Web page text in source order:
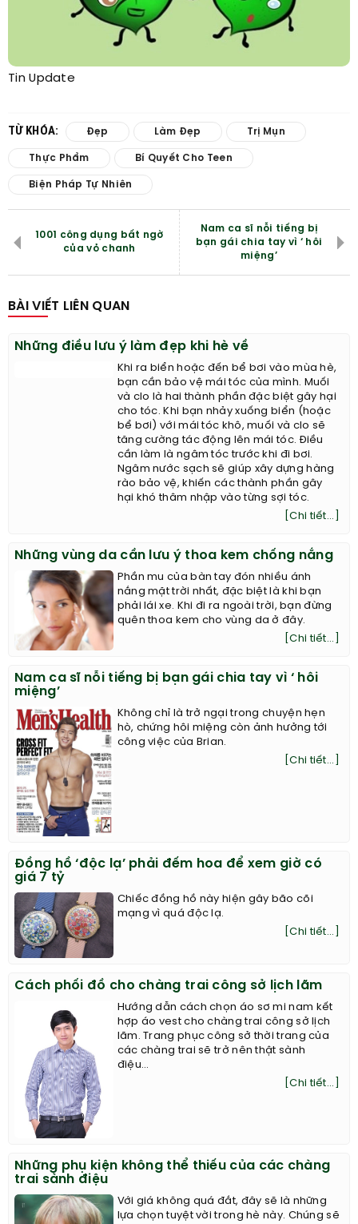
Tin Update
TỪ KHÓA: Đẹp Làm Đẹp Trị Mụn
Thực Phẩm Bí Quyết Cho Teen
Biện Pháp Tự Nhiên
1001 công dụng bất ngờ
của vỏ chanh
Nam ca sĩ nỗi tiếng bị
bạn gái chia tay vì ‘ hôi
miệng’
BÀI VIẾT LIÊN QUAN
Những điều lưu ý làm đẹp khi hè về
Khi ra biển hoặc đến bể bơi vào mùa hè,
bạn cần bảo vệ mái tóc của mình. Muối
và clo là hai thành phần đặc biệt gây hại
cho tóc. Khi bạn nhảy xuống biển (hoặc
bể bơi) với mái tóc khô, muối và clo sẽ
tăng cường tác động lên mái tóc. Điều
cần làm là ngâm tóc trước khi đi bơi.
Ngâm nước sạch sẽ giúp xây dựng hàng
rào bảo vệ, khiến các thành phần gây
hại khó thâm nhập vào từng sợi tóc.
[Chi tiết...]
Những vùng da cần lưu ý thoa kem chống nắng
Phần mu của bàn tay đón nhiều ánh
nắng mặt trời nhất, đặc biệt là khi bạn
phải lái xe. Khi đi ra ngoài trời, bạn đừng
quên thoa kem cho vùng da ở đây.
[Chi tiết...]
Nam ca sĩ nỗi tiếng bị bạn gái chia tay vì ‘ hôi
miệng’
Không chỉ là trở ngại trong chuyện hẹn
hò, chứng hôi miệng còn ảnh hưởng tới
công việc của Brian.
[Chi tiết...]
Đồng hồ ‘độc lạ’ phải đếm hoa để xem giờ có
giá 7 tỷ
Chiếc đồng hồ này hiện gây bão cõi
mạng vì quá độc lạ.
[Chi tiết...]
Cách phối đồ cho chàng trai công sở lịch lãm
Hướng dẫn cách chọn áo sơ mi nam kết
hợp áo vest cho chàng trai công sở lịch
lãm. Trang phục công sở thời trang của
các chàng trai sẽ trở nên thật sành
điệu...
[Chi tiết...]
Những phụ kiện không thể thiếu của các chàng
trai sành điệu
Với giá không quá đắt, đây sẽ là những
lựa chọn tuyệt vời trong hè này. Chúng sẽ